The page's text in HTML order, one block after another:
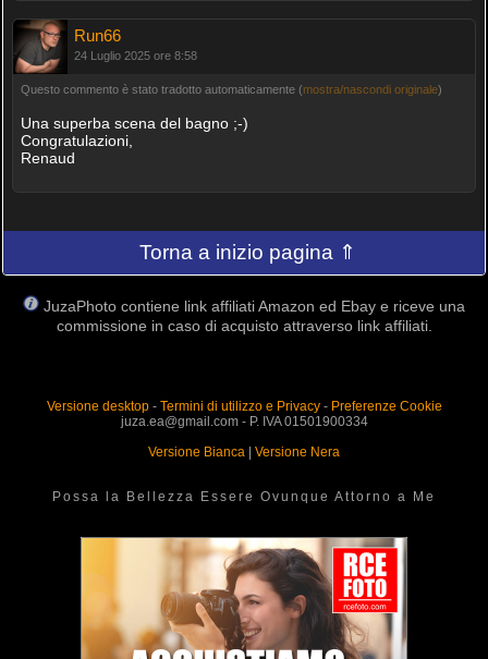
Run66
24 Luglio 2025 ore 8:58
Questo commento è stato tradotto automaticamente (mostra/nascondi originale)
Una superba scena del bagno ;-)
Congratulazioni,
Renaud
Torna a inizio pagina ⇑
JuzaPhoto contiene link affiliati Amazon ed Ebay e riceve una
commissione in caso di acquisto attraverso link affiliati.
Versione desktop- Termini di utilizzo e Privacy- Preferenze Cookie
juza.ea@gmail.com - P. IVA 01501900334
Versione Bianca
Versione Nera
Possa la Bellezza Essere Ovunque Attorno a Me